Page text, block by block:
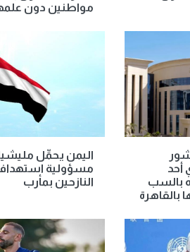
مواطنين دون
أحد
بالسب
اليمن يحمِّل
مسؤولية
النازحين بمأرب